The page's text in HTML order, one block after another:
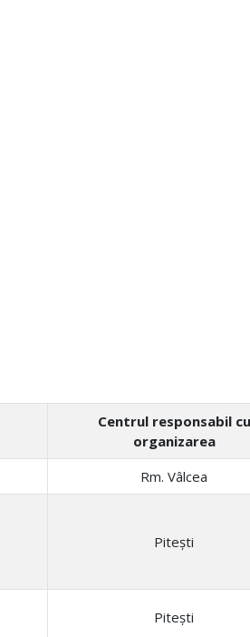
Centrul responsabil cu
organizarea
Rm. Vâlcea
Pitești
Pitești